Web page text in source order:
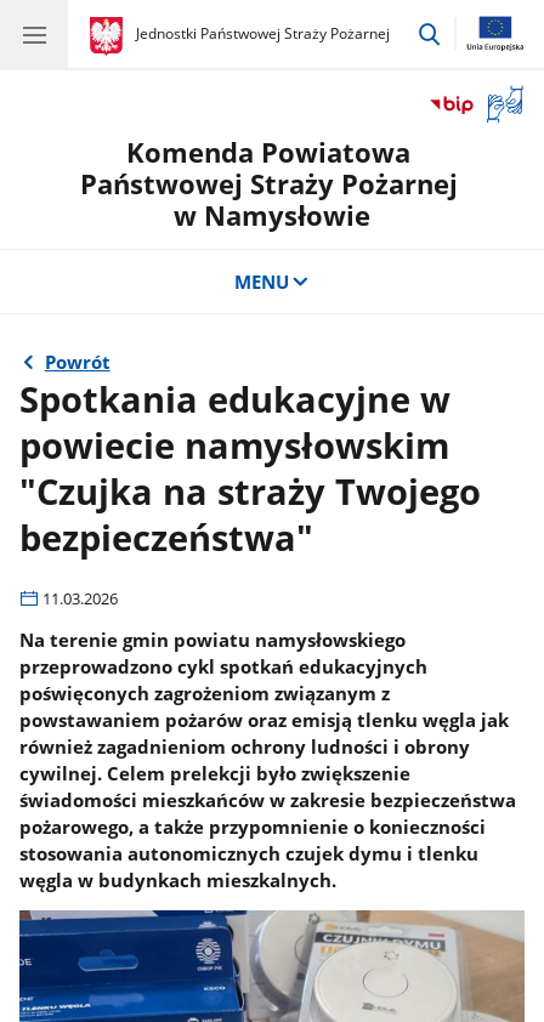
gov.pl
Jednostki Państwowej Straży Pożarnej
gov.pl
Jednostki
przejdź
okno
Komenda Powiatowa
Państwowej Straży Pożarnej
w Namysłowie
MENU
Powrót
Spotkania edukacyjne w
powiecie namysłowskim
"Czujka na straży Twojego
bezpieczeństwa"
11.03.2026
Na terenie gmin powiatu namysłowskiego
przeprowadzono cykl spotkań edukacyjnych
poświęconych zagrożeniom związanym z
powstawaniem pożarów oraz emisją tlenku węgla jak
również zagadnieniom ochrony ludności i obrony
cywilnej. Celem prelekcji było zwiększenie
świadomości mieszkańców w zakresie bezpieczeństwa
pożarowego, a także przypomnienie o konieczności
stosowania autonomicznych czujek dymu i tlenku
węgla w budynkach mieszkalnych.